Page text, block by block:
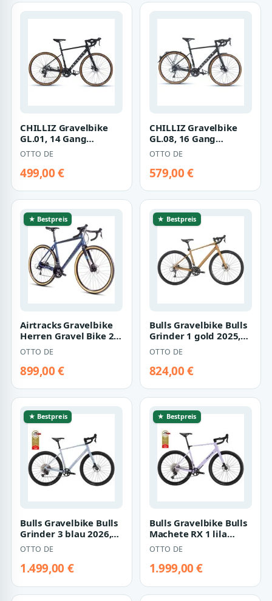
CHILLIZ Gravelbike
GL.01, 14 Gang
Shimano Tourney
Schaltwerk, Kettensc…
OTTO DE
499,00 €
CHILLIZ Gravelbike
GL.08, 16 Gang
Shimano Claris
RD2400 Schaltwerk,
Ke…
OTTO DE
579,00 €
★ Bestpreis
Airtracks Gravelbike
Herren Gravel Bike 28
Zoll Fahrrad Sterrato
3.0 H…
OTTO DE
899,00 €
★ Bestpreis
Bulls Gravelbike Bulls
Grinder 1 gold 2025,
16 Gang Shimano
Claris RD-…
OTTO DE
824,00 €
★ Bestpreis
Bulls Gravelbike Bulls
Grinder 3 blau 2026,
12 Gang SHIMANO
GRX RD-RX8…
OTTO DE
1.499,00 €
★ Bestpreis
Bulls Gravelbike Bulls
Machete RX 1 lila
2026, 12 Gang
SHIMANO GRX RD-…
OTTO DE
1.999,00 €